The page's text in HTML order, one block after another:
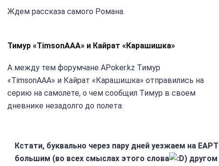
Ждем рассказа самого Романа.
Тимур «TimsonAAA» и Кайрат «Карашишка»
А между тем форумчане APoker.kz Тимур
«TimsonAAA» и Кайрат «Карашишка» отправились на
серию на самолете, о чем сообщил Тимур в своем
дневнике незадолго до полета:
Кстати, буквально через пару дней уезжаем на
большим (во всех смыслах этого слова
)